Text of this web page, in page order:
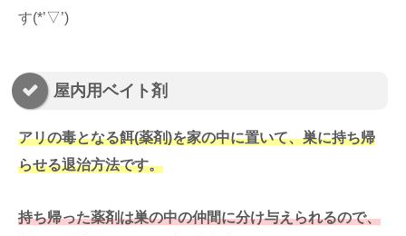
す(*’▽’)
屋内用ベイト剤
アリの毒となる餌(薬剤)を家の中に置いて、巣に持ち帰
らせる退治方法です。
持ち帰った薬剤は巣の中の仲間に分け与えられるので、